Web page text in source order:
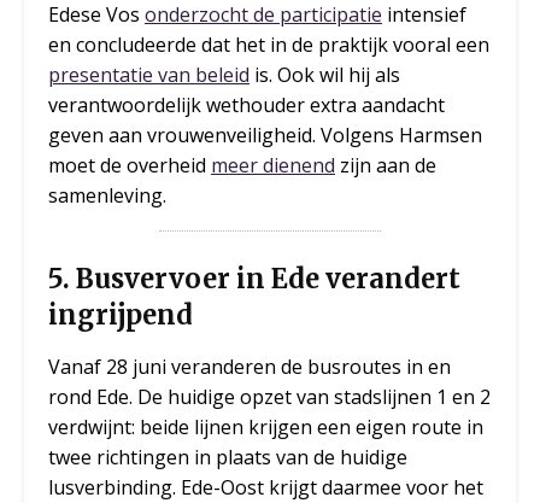
Edese Vos onderzocht de participatie intensief
en concludeerde dat het in de praktijk vooral een
presentatie van beleid is. Ook wil hij als
verantwoordelijk wethouder extra aandacht
geven aan vrouwenveiligheid. Volgens Harmsen
moet de overheid meer dienend zijn aan de
samenleving.
5. Busvervoer in Ede verandert
ingrijpend
Vanaf 28 juni veranderen de busroutes in en
rond Ede. De huidige opzet van stadslijnen 1 en 2
verdwijnt: beide lijnen krijgen een eigen route in
twee richtingen in plaats van de huidige
lusverbinding. Ede-Oost krijgt daarmee voor het